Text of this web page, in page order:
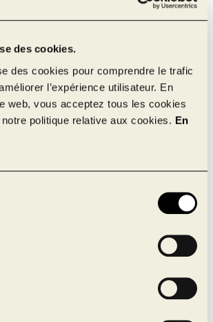
des cookies.
des cookies pour comprendre le trafic
l’expérience utilisateur. En
web, vous acceptez tous les cookies
politique relative aux cookies. En
d’énergie
renouvelable fait de ce
répartis sur le projet permettent